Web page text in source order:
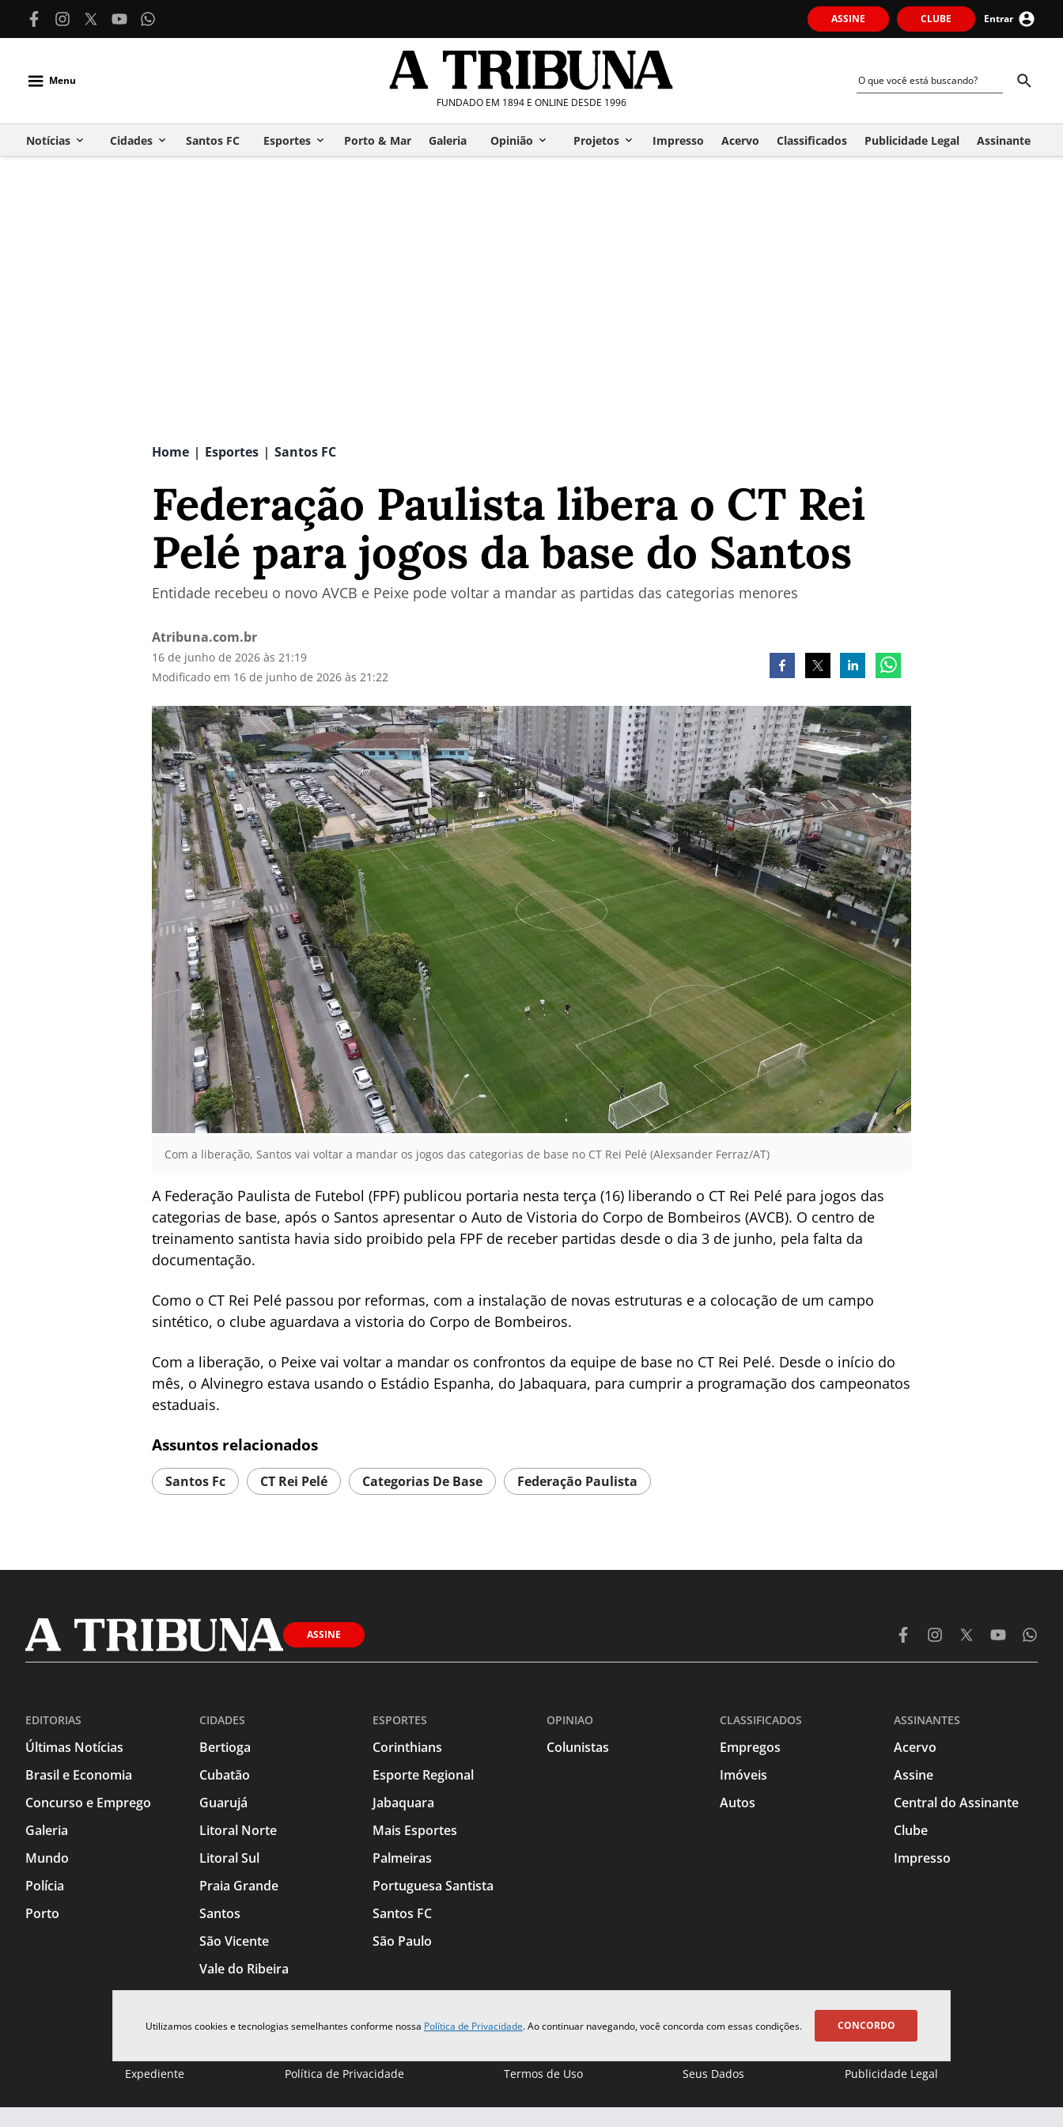
ASSINE CLUBE Entrar
Menu
FUNDADO EM 1894 E ONLINE DESDE 1996
Notícias Cidades Santos FC Esportes Porto & Mar Galeria Opinião Projetos Impresso Acervo Classificados Publicidade Legal Assinante
Home | Esportes | Santos FC
Federação Paulista libera o CT Rei
Pelé para jogos da base do Santos
Entidade recebeu o novo AVCB e Peixe pode voltar a mandar as partidas das categorias menores
Atribuna.com.br
16 de junho de 2026 às 21:19
Modificado em 16 de junho de 2026 às 21:22
Com a liberação, Santos vai voltar a mandar os jogos das categorias de base no CT Rei Pelé (Alexsander Ferraz/AT)
A Federação Paulista de Futebol (FPF) publicou portaria nesta terça (16) liberando o CT Rei Pelé para jogos das
categorias de base, após o Santos apresentar o Auto de Vistoria do Corpo de Bombeiros (AVCB). O centro de
treinamento santista havia sido proibido pela FPF de receber partidas desde o dia 3 de junho, pela falta da
documentação.
Como o CT Rei Pelé passou por reformas, com a instalação de novas estruturas e a colocação de um campo
sintético, o clube aguardava a vistoria do Corpo de Bombeiros.
Com a liberação, o Peixe vai voltar a mandar os confrontos da equipe de base no CT Rei Pelé. Desde o início do
mês, o Alvinegro estava usando o Estádio Espanha, do Jabaquara, para cumprir a programação dos campeonatos
estaduais.
Assuntos relacionados
Santos Fc CT Rei Pelé Categorias De Base Federação Paulista
Utilizamos cookies e tecnologias semelhantes conforme nossa Política de Privacidade. Ao continuar navegando, você concorda com essas condições. CONCORDO
ASSINE
EDITORIAS
Últimas Notícias
Brasil e Economia
Concurso e Emprego
Galeria
Mundo
Polícia
Porto
CIDADES
Bertioga
Cubatão
Guarujá
Litoral Norte
Litoral Sul
Praia Grande
Santos
São Vicente
Vale do Ribeira
ESPORTES
Corinthians
Esporte Regional
Jabaquara
Mais Esportes
Palmeiras
Portuguesa Santista
Santos FC
São Paulo
OPINIAO
Colunistas
CLASSIFICADOS
Empregos
Imóveis
Autos
ASSINANTES
Acervo
Assine
Central do Assinante
Clube
Impresso
Expediente Política de Privacidade Termos de Uso Seus Dados Publicidade Legal